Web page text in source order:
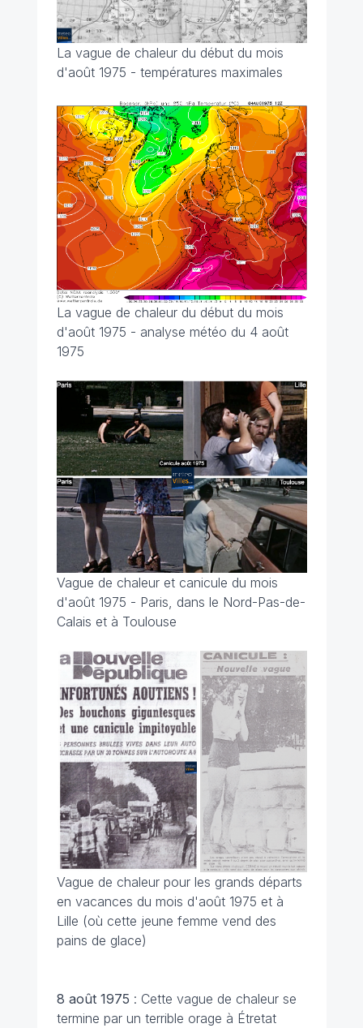
La vague de chaleur du début du mois
d'août 1975 - températures maximales
La vague de chaleur du début du mois
d'août 1975 - analyse météo du 4 août
1975
Vague de chaleur et canicule du mois
d'août 1975 - Paris, dans le Nord-Pas-de-
Calais et à Toulouse
Vague de chaleur pour les grands départs
en vacances du mois d'août 1975 et à
Lille (où cette jeune femme vend des
pains de glace)
8 août 1975 : Cette vague de chaleur se
termine par un terrible orage à Étretat